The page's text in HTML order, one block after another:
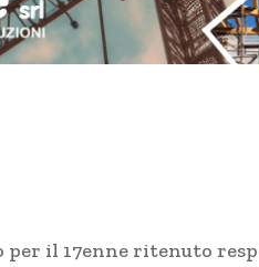
il 17enne ritenuto